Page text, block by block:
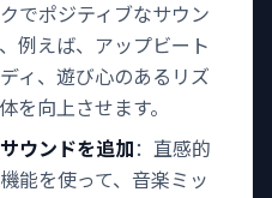
でポジティブなサウン
例えば、アップビート
ィ、遊び心のあるリズ
を向上させます。
ウンドを追加 ：直感的
能を使って、音楽ミッ